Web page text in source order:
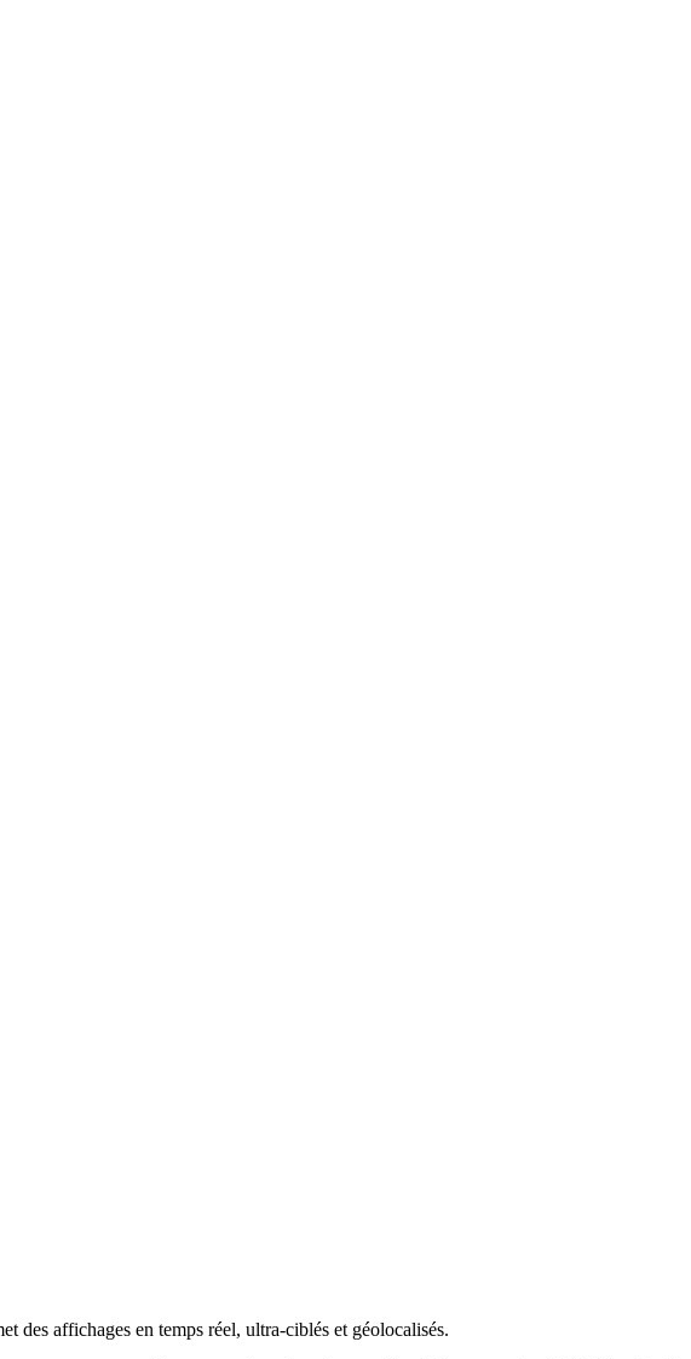
des affichages en temps réel, ultra-ciblés et géolocalisés.